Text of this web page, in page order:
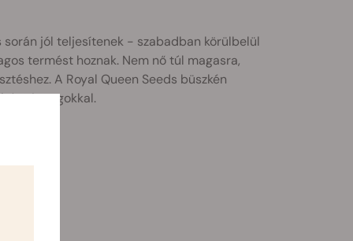
jól teljesítenek - szabadban körülbelül
termést hoznak. Nem nő túl magasra,
A Royal Queen Seeds büszkén
magokkal.